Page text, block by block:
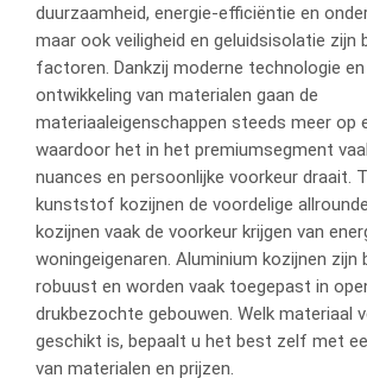
duurzaamheid, energie-efficiëntie en
maar ook veiligheid en geluidsisolatie zijn
factoren. Dankzij moderne technologie en
ontwikkeling van materialen gaan de
materiaaleigenschappen steeds meer op
waardoor het in het premiumsegment
nuances en persoonlijke voorkeur draait.
kunststof kozijnen de voordelige
kozijnen vaak de voorkeur krijgen van
woningeigenaren. Aluminium kozijnen zijn
robuust en worden vaak toegepast in
drukbezochte gebouwen. Welk materiaal
geschikt is, bepaalt u het best zelf met
van materialen en prijzen.